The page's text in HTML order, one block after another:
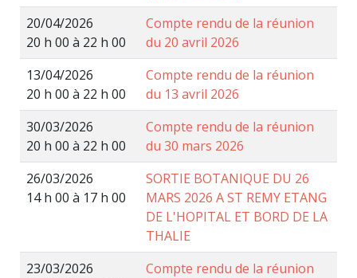
20/04/2026
20 h 00 à 22 h 00
Compte rendu de la réunion
du 20 avril 2026
13/04/2026
20 h 00 à 22 h 00
Compte rendu de la réunion
du 13 avril 2026
30/03/2026
20 h 00 à 22 h 00
Compte rendu de la réunion
du 30 mars 2026
26/03/2026
14 h 00 à 17 h 00
SORTIE BOTANIQUE DU 26
MARS 2026 A ST REMY ETANG
DE L'HOPITAL ET BORD DE LA
THALIE
23/03/2026
Compte rendu de la réunion